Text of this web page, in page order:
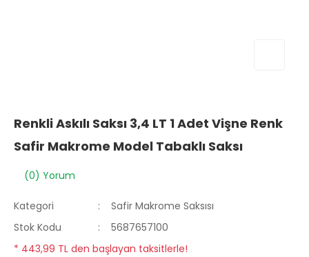
Renkli Askılı Saksı 3,4 LT 1 Adet Vişne Renk
Safir Makrome Model Tabaklı Saksı
(0) Yorum
Kategori
Safir Makrome Saksısı
Stok Kodu
5687657100
* 443,99 TL den başlayan taksitlerle!